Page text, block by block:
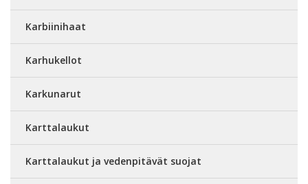
Karbiinihaat
Karhukellot
Karkunarut
Karttalaukut
Karttalaukut ja vedenpitävät suojat